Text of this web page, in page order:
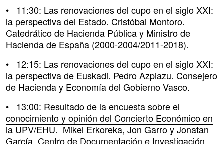
• 11:30: Las renovaciones del cupo en el siglo XXI:
la perspectiva del Estado. Cristóbal Montoro.
Catedrático de Hacienda Pública y Ministro de
Hacienda de España (2000-2004/2011-2018).
• 12:15: Las renovaciones del cupo en el siglo XXI:
la perspectiva de Euskadi. Pedro Azpiazu. Consejero
de Hacienda y Economía del Gobierno Vasco.
• 13:00: Resultado de la encuesta sobre el
conocimiento y opinión del Concierto Económico en
la UPV/EHU. Mikel Erkoreka, Jon Garro y Jonatan
García. Centro de Documentación e Investigación